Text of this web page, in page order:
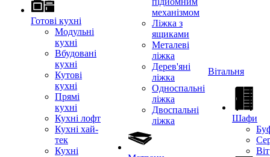
Готові кухні
Модульні
кухні
Вбудовані
кухні
Кутові
кухні
Прямі
кухні
Кухні лофт
Кухні хай-
тек
Кухні
механізмом
Ліжка з
ящиками
Металеві
ліжка
Дерев'яні
ліжка
Односпальні
ліжка
Двоспальні
ліжка
Вітальня
Шафи